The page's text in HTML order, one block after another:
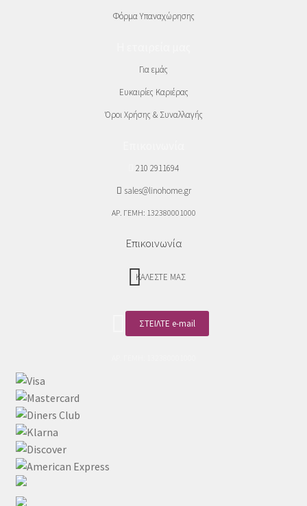
Φόρμα Υπαναχώρησης
Για εμάς
Ευκαιρίες Καριέρας
Όροι Χρήσης & Συναλλαγής
210 2911694
sales@linohome.gr
ΑΡ. ΓΕΜΗ: 132380001000
Επικοινωνία
ΚΑΛΕΣΤΕ ΜΑΣ
ΣΤΕΙΛΤΕ e-mail